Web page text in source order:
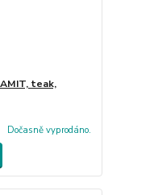
teak,
Dočasně vyprodáno.